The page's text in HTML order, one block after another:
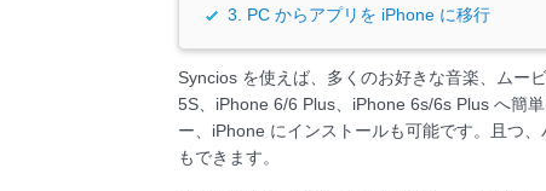
3. PC からアプリを iPhone に移行
Syncios を使えば、多くのお好きな音楽、ムー
5S、iPhone 6/6 Plus、iPhone 6s/6s Plus へ簡
ー、iPhone にインストールも可能です。且つ
もできます。